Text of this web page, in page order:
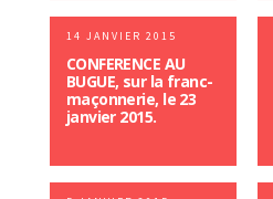
14 JANVIER 2015
CONFERENCE AU
BUGUE, sur la franc-
maçonnerie, le 23
janvier 2015.